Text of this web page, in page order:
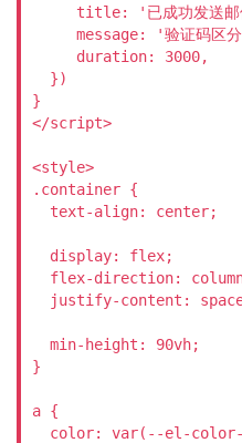
title: '已成功发送邮
message: '验证码区分
     duration: 3000,
  })
}
</script>
<style>
.container {
  text-align: center;
  display: flex;
flex-direction:
justify-content:
  min-height: 90vh;
}
a {
color: var(--el-